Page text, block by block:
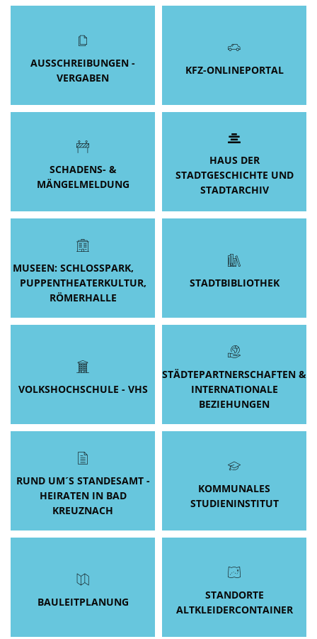
AUSSCHREIBUNGEN -
VERGABEN
KFZ-ONLINEPORTAL
SCHADENS- &
MÄNGELMELDUNG
HAUS DER
STADTGESCHICHTE UND
STADTARCHIV
MUSEEN: SCHLOSSPARK,
PUPPENTHEATERKULTUR,
RÖMERHALLE
STADTBIBLIOTHEK
VOLKSHOCHSCHULE - VHS
STÄDTEPARTNERSCHAFTEN &
INTERNATIONALE
BEZIEHUNGEN
RUND UM´S STANDESAMT -
HEIRATEN IN BAD
KREUZNACH
KOMMUNALES
STUDIENINSTITUT
BAULEITPLANUNG
STANDORTE
ALTKLEIDERCONTAINER